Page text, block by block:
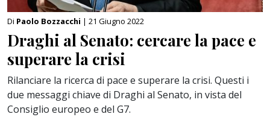
Di Paolo Bozzacchi | 21 Giugno 2022
Draghi al Senato: cercare la pace e
superare la crisi
Rilanciare la ricerca di pace e superare la crisi. Questi i
due messaggi chiave di Draghi al Senato, in vista del
Consiglio europeo e del G7.